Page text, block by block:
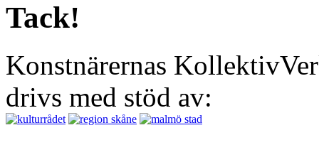
Tack!
Konstnärernas
drivs med stöd av: